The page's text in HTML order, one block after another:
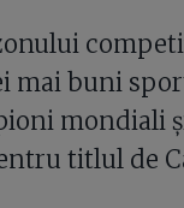
mai buni
mondiali
titlul de